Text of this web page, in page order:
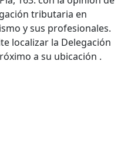
tributaria en
y sus profesionales.
localizar la Delegación
a su ubicación .